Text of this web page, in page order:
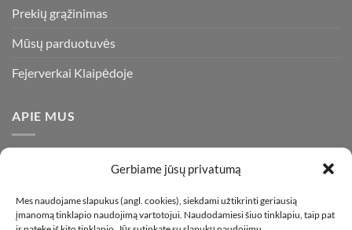
Gerbiame jūsų privatumą
Mes naudojame slapukus (angl. cookies), siekdami užtikrinti geriausią
įmanomą tinklapio naudojimą vartotojui. Naudodamiesi šiuo tinklapiu, taip pat
Prekių grąžinimas
Mūsų parduotuvės
Fejerverkai Klaipėdoje
APIE MUS
visada stengiamės pasiūlyti tik kokybiškiausius ir geriausius
gaminius už bene mažiausią kainą rinkoje. Prekes pristatome
visoje Lietuvoje.